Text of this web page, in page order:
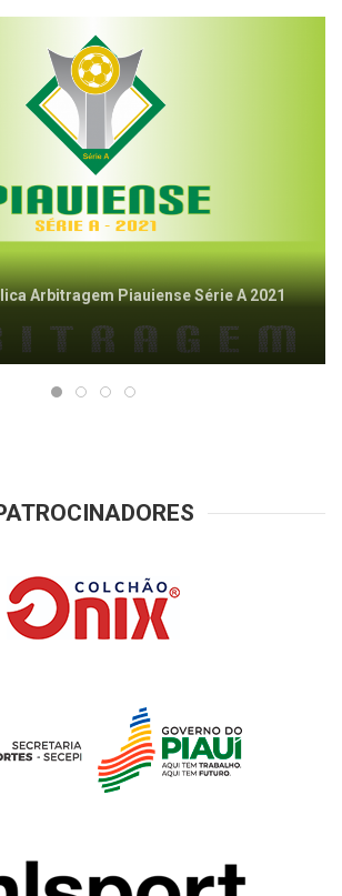
Arbitragem Piauiense Série A 2021